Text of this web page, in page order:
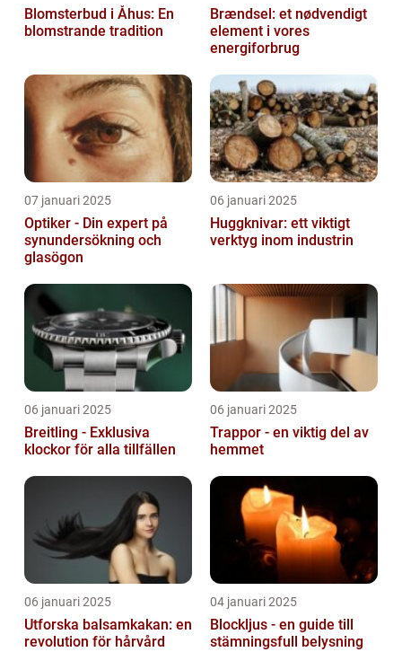
Blomsterbud i Åhus: En
blomstrande tradition
Brændsel: et nødvendigt
element i vores
energiforbrug
07 januari 2025
Optiker - Din expert på
synundersökning och
glasögon
06 januari 2025
Huggknivar: ett viktigt
verktyg inom industrin
06 januari 2025
Breitling - Exklusiva
klockor för alla tillfällen
06 januari 2025
Trappor - en viktig del av
hemmet
06 januari 2025
Utforska balsamkakan: en
revolution för hårvård
04 januari 2025
Blockljus - en guide till
stämningsfull belysning